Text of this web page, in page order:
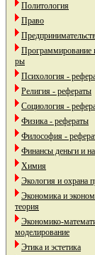
Политология
Право
Программирование
ры
Психология -
Религия - рефераты
Социология -
Физика - рефераты
Философия -
Финансы деньги и
Химия
Экология и охрана
Экономика и
теория
Экономико-
моделирование
Этика и эстетика